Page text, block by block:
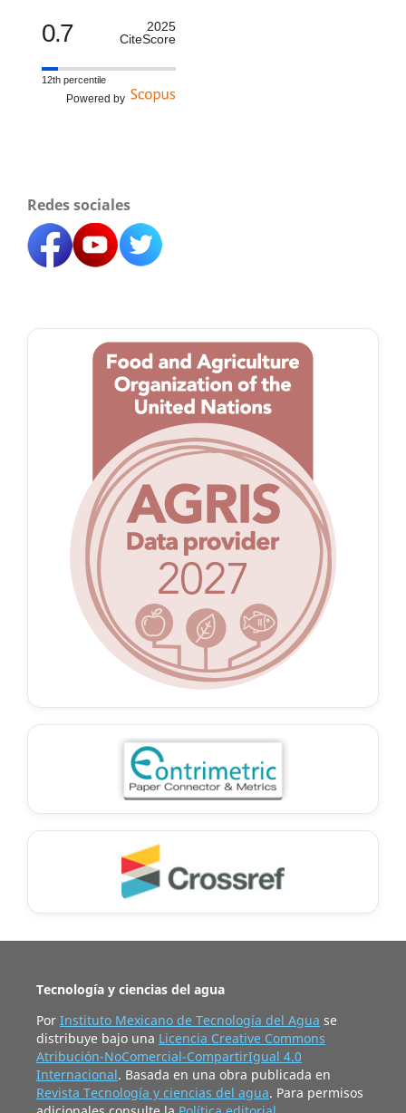
0.7
2025
CiteScore
12th percentile
Powered by
Redes sociales
Tecnología y ciencias del agua
Por Instituto Mexicano de Tecnología del Agua se
distribuye bajo una Licencia Creative Commons
Atribución-NoComercial-CompartirIgual 4.0
Internacional. Basada en una obra publicada en
Revista Tecnología y ciencias del agua. Para permisos